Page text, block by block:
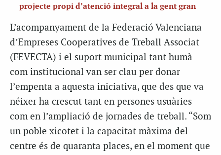
projecte propi d’atenció integral a la gent gran
L’acompanyament de la Federació Valenciana
d’Empreses Cooperatives de Treball Associat
(FEVECTA) i el suport municipal tant humà
com institucional van ser clau per donar
l’empenta a aquesta iniciativa, que des que va
néixer ha crescut tant en persones usuàries
com en l’ampliació de jornades de treball. “Som
un poble xicotet i la capacitat màxima del
centre és de quaranta places, en el moment que